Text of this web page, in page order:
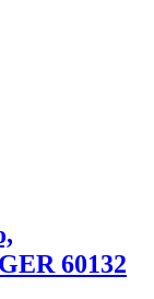
60132